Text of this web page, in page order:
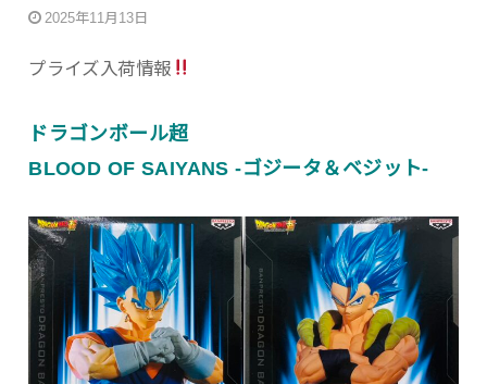
2025年11月13日
プライズ入荷情報
ドラゴンボール超
BLOOD OF SAIYANS -ゴジータ＆ベジット-